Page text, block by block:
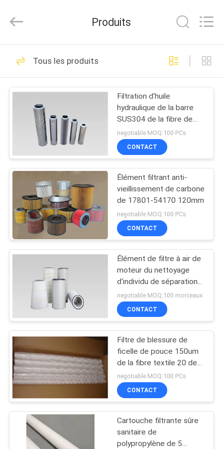
MAISON
PRODUITS
SUJET
NOUS
VISITE
D'USINE
CONTRÔLE
QUALITÉ
CONTACTEZ-
NOUS
DEMANDEZ
UNE
CITATION
PLAN
filter
manufacturing
All
Reserved.
Cartouche
industrielle de filtre
à air
22
Filtres à air
d'automobile
20
Filtres à air
résistants
Filtres de cartouche
de collecteur de
poussière
Produits
Tous les produits
Filtration d'huile
hydraulique de la barre
SUS304 de la fibre de
verre 210
negotiable MOQ:100 PCs
CONTACT
Élément filtrant anti-
vieillissement de carbone
de 17801-54170 120mm
negotiable MOQ:100 PCs
CONTACT
Élément de filtre à air de
moteur du nettoyage
d'individu de séparation
d'air 660mm
negotiable MOQ:100 morceaux
CONTACT
Filtre de blessure de
ficelle de pouce 150um
de la fibre textile 20 de
pp
negotiable MOQ:100 PCs
CONTACT
Cartouche filtrante sûre
sanitaire de
polypropylène de 5